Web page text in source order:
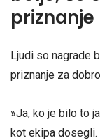
priznanje
Ljudi so nagrade
priznanje za
»Ja, ko je bilo to
kot ekipa